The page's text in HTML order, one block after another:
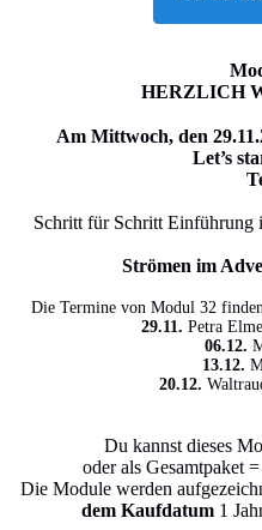
HERZLICH
Am Mittwoch, den
Let’s
Schritt für Schritt Einführung
Strömen im
Die Termine von Modul 32
29.11. Petra
06.12.
13.12.
20.12.
Du kannst dieses
oder als Gesamtpaket
Die Module werden
dem Kaufdatum1